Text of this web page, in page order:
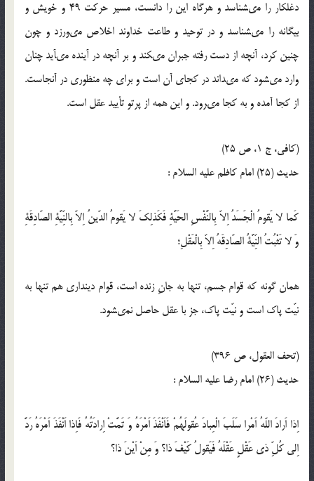
دغلكار را مى‏شناسد و هرگاه اين را دانست، مسير حركت 49 و خويش و
بيگانه را مى‏شناسد و در توحيد و طاعت خداوند اخلاص مى‏ورزد و چون
چنين كرد، آنچه از دست رفته جبران مى‏كند و بر آنچه در آينده مى‏آيد چنان
وارد مى‏شود كه مى‏داند در كجاى آن است و براى چه منظورى در آنجاست.
از كجا آمده و به كجا مى‏رود. و اين همه از پرتو تأييد عقل است.
(كافى، ج 1، ص 25)
حدیث (25) امام كاظم عليه‏ السلام :
كَما لا يَقومُ الْجَسَدُ اِلاّ بِالنَّفْسِ الحَيَّةِ فَكَذلِكَ لا يَقومُ الدّينُ اِلاّ بِالنِّيَّةِ الصّادِقَةِ
وَ لا تَثْبُتُ النِّيَّةُ الصّادِقَهُ اِلاّ بِالْعَقْلِ؛
همان گونه كه قوام جسم، تنها به جانِ زنده است، قوام ديندارى هم تنها به
نيّت پاك است و نيّت پاك، جز با عقل حاصل نمى‏شود.
(تحف العقول، ص 396)
حدیث (26) امام رضا عليه‏ السلام :
اِذا اَرادَ اللّه‏ُ اَمْرا سَلَبَ الْعِبادَ عُقولَهُمْ فَاَنْفَذَ اَمْرَهُ وَ تَمَّتْ اِرادَتُهُ فَاِذا اَنْفَذَ اَمْرَهُ رَدَّ
اِلى كُلِّ ذى عَقْلٍ عَقْلَهُ فَيَقولُ كَيْفَ ذا؟ وَ مِنْ اَيْنَ ذا؟